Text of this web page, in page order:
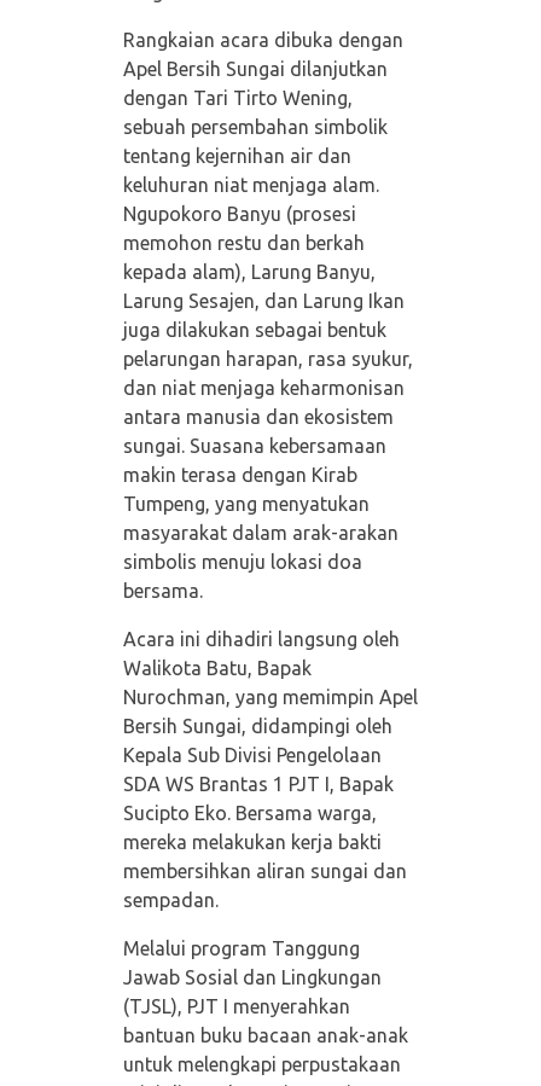
Rangkaian acara dibuka dengan
Apel Bersih Sungai dilanjutkan
dengan Tari Tirto Wening,
sebuah persembahan simbolik
tentang kejernihan air dan
keluhuran niat menjaga alam.
Ngupokoro Banyu (prosesi
memohon restu dan berkah
kepada alam), Larung Banyu,
Larung Sesajen, dan Larung Ikan
juga dilakukan sebagai bentuk
pelarungan harapan, rasa syukur,
dan niat menjaga keharmonisan
antara manusia dan ekosistem
sungai. Suasana kebersamaan
makin terasa dengan Kirab
Tumpeng, yang menyatukan
masyarakat dalam arak-arakan
simbolis menuju lokasi doa
bersama.
Acara ini dihadiri langsung oleh
Walikota Batu, Bapak
Nurochman, yang memimpin Apel
Bersih Sungai, didampingi oleh
Kepala Sub Divisi Pengelolaan
SDA WS Brantas 1 PJT I, Bapak
Sucipto Eko. Bersama warga,
mereka melakukan kerja bakti
membersihkan aliran sungai dan
sempadan.
Melalui program Tanggung
Jawab Sosial dan Lingkungan
(TJSL), PJT I menyerahkan
bantuan buku bacaan anak-anak
untuk melengkapi perpustakaan